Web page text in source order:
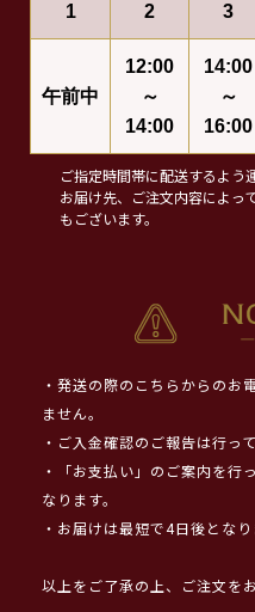
1 2 3
午前中
12:00
～
14:00
14:00
～
16:00
ご指定時間帯に配送するよう
お届け先、ご注文内容によっ
もございます。
・発送の際のこちらからのお
ません。
・ご入金確認のご報告は行っ
・「お支払い」のご案内を行
なります。
・お届けは最短で4日後となり
以上をご了承の上、ご注文を